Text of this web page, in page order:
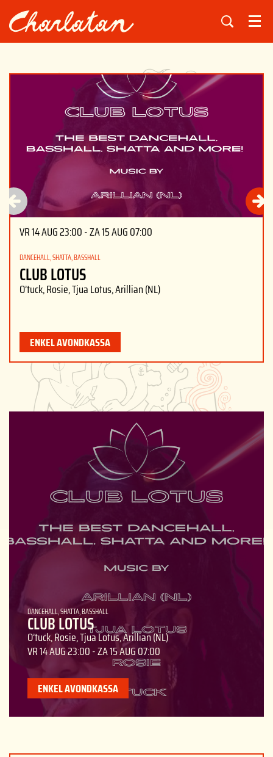
Menu
CLUB LOTUS
O’tuck, Rosie, Tjua Lotus, Arillian (NL)
DANCEHALL, SHATTA, BASSHALL
VR 14 AUG23:00-ZA 15 AUG07:00
ENKEL AVONDKASSA
CLUB LOTUS
O’tuck, Rosie, Tjua Lotus, Arillian (NL)
DANCEHALL, SHATTA, BASSHALL
VR 14 AUG23:00-ZA 15 AUG07:00
ENKEL AVONDKASSA